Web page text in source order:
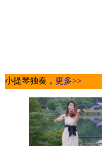
小提琴独奏， 更多>>